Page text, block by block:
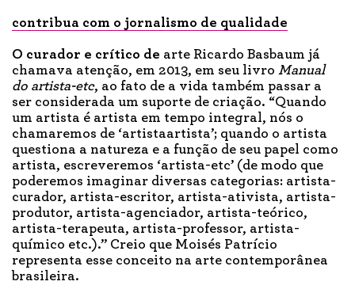
contribua com o jornalismo de qualidade
O curador e crítico de arte Ricardo Basbaum já
chamava atenção, em 2013, em seu livro Manual
do artista-etc, ao fato de a vida também passar a
ser considerada um suporte de criação. “Quando
um artista é artista em tempo integral, nós o
chamaremos de ‘artistaartista’; quando o artista
questiona a natureza e a função de seu papel como
artista, escreveremos ‘artista-etc’ (de modo que
poderemos imaginar diversas categorias: artista-
curador, artista-escritor, artista-ativista, artista-
produtor, artista-agenciador, artista-teórico,
artista-terapeuta, artista-professor, artista-
químico etc.).” Creio que Moisés Patrício
representa esse conceito na arte contemporânea
brasileira.